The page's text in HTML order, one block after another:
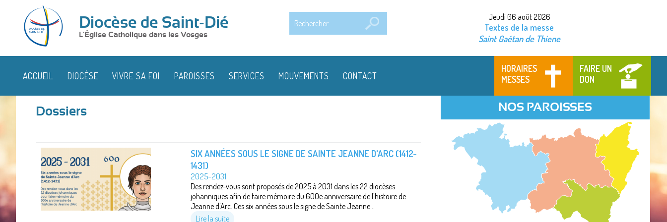
Diocèse de Saint-Dié
L'Église Catholique dans les Vosges
Jeudi 06 août 2026
Textes de la messe
Saint Gaétan de Thiene
HORAIRES
MESSES
FAIRE UN
DON
ACCUEIL DIOCÈSE VIVRE SA FOI PAROISSES SERVICES MOUVEMENTS CONTACT
Dossiers
SIX ANNÉES SOUS LE SIGNE DE SAINTE JEANNE D'ARC (1412-
1431)
2025-2031
Des rendez-vous sont proposés de 2025 à 2031 dans les 22 diocèses
johanniques afin de faire mémoire du 600e anniversaire de l'histoire de
Jeanne d'Arc. Ces six années sous le signe de Sainte Jeanne...
Lire la suite
NOS PAROISSES